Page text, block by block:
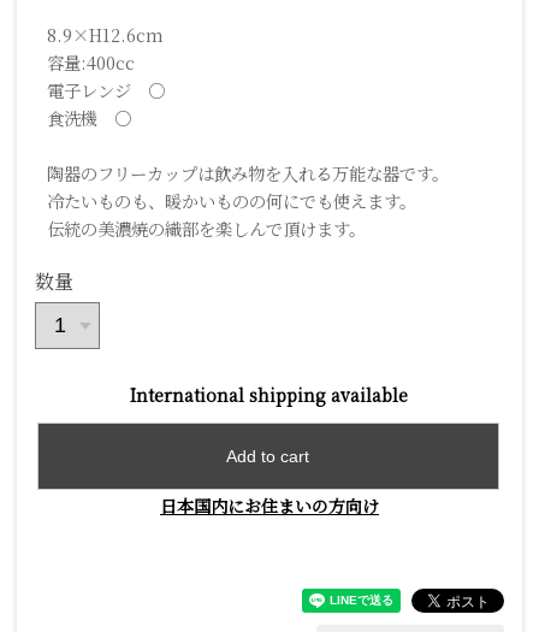
8.9×H12.6cm
容量:400cc
電子レンジ ○
食洗機 ○
陶器のフリーカップは飲み物を入れる万能な器です。
冷たいものも、暖かいものの何にでも使えます。
伝統の美濃焼の織部を楽しんで頂けます。
数量
International shipping available
Add to cart
日本国内にお住まいの方向け